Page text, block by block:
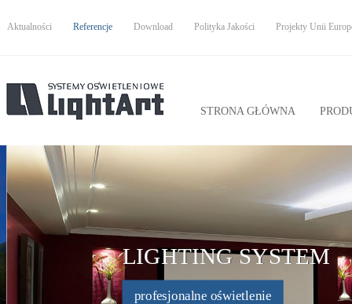
Aktualności Referencje Download Polityka Jakości Projekty Unii
STRONA GŁÓWNA
LIGHTING SYSTEM
profesjonalne oświetlenie